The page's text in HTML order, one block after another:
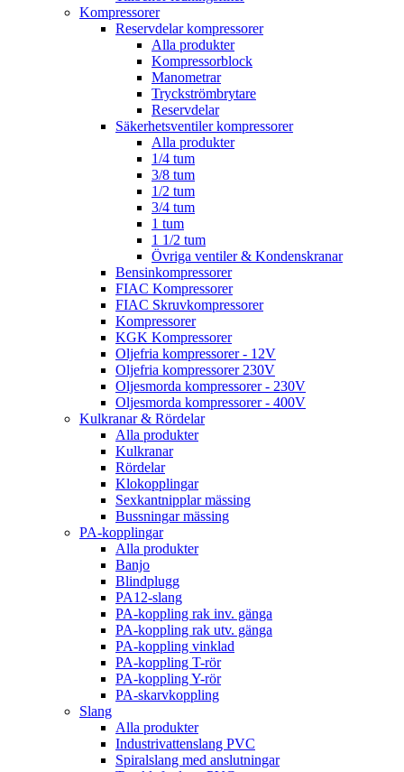
Kompressorer
Reservdelar kompressorer
Alla produkter
Kompressorblock
Manometrar
Tryckströmbrytare
Reservdelar
Säkerhetsventiler kompressorer
Alla produkter
1/4 tum
3/8 tum
1/2 tum
3/4 tum
1 tum
1 1/2 tum
Övriga ventiler & Kondenskranar
Bensinkompressorer
FIAC Kompressorer
FIAC Skruvkompressorer
Kompressorer
KGK Kompressorer
Oljefria kompressorer - 12V
Oljefria kompressorer 230V
Oljesmorda kompressorer - 230V
Oljesmorda kompressorer - 400V
Kulkranar & Rördelar
Alla produkter
Kulkranar
Rördelar
Klokopplingar
Sexkantnipplar mässing
Bussningar mässing
PA-kopplingar
Alla produkter
Banjo
Blindplugg
PA12-slang
PA-koppling rak inv. gänga
PA-koppling rak utv. gänga
PA-koppling vinklad
PA-koppling T-rör
PA-koppling Y-rör
PA-skarvkoppling
Slang
Alla produkter
Industrivattenslang PVC
Spiralslang med anslutningar